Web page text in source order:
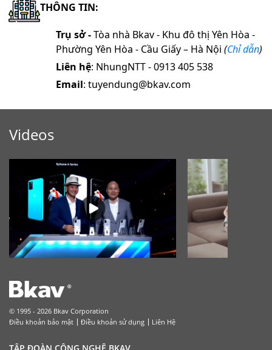
THÔNG TIN:
Trụ sở-Tòa nhà Bkav- Khu đô thị Yên Hòa -
Phường Yên Hòa - Cầu Giấy – Hà Nội (Chỉ dẫn)
Liên hệ: NhungNTT - 0913 405 538
Email: tuyendung@bkav.com
Videos
© 1995 - 2026 Bkav Corporation
Điều khoản bảo mật
Điều khoản sử dụng Liên Hệ